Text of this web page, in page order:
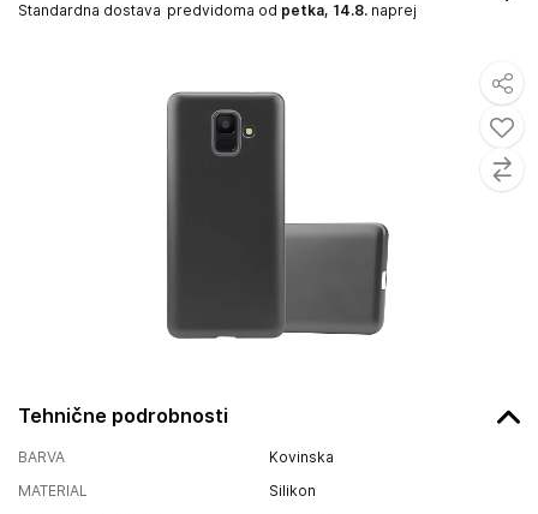
Tehnične podrobnosti
BARVA
Kovinska
MATERIAL
Silikon
Standardna dostava predvidoma od petka, 14.8. naprej